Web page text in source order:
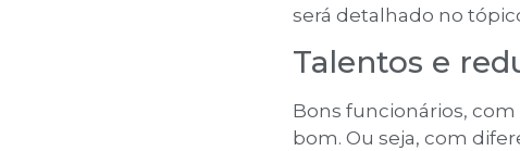
será detalhado no
Talentos e
Bons funcionários,
bom. Ou seja, com